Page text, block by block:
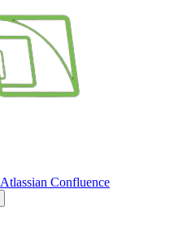
Atlassian Confluence